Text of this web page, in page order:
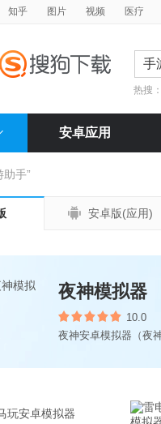
知乎 图片 视频 医疗
热搜：
安卓应用
助手”
 安卓版(应用)
夜神模拟器
10.0
玩安卓模拟器